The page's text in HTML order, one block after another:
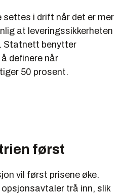
settes i drift når det er mer
at leveringssikkerheten
Statnett benytter
definere når
50 prosent.
først
vil først prisene øke.
trå inn, slik